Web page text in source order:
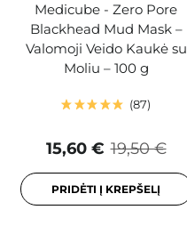
Medicube - Zero Pore
Blackhead Mud Mask –
Valomoji Veido Kaukė su
Moliu – 100 g
87
19,50 €
15,60 €
PRIDĖTI Į KREPŠELĮ